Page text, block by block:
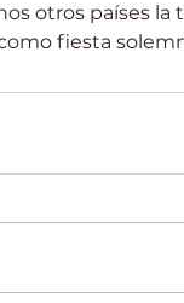
otros países
fiesta